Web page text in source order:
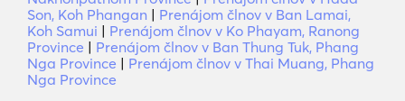
Son, Koh Phangan | Prenájom člnov v Ban Lamai,
Koh Samui | Prenájom člnov v Ko Phayam, Ranong
Province | Prenájom člnov v Ban Thung Tuk, Phang
Nga Province | Prenájom člnov v Thai Muang, Phang
Nga Province